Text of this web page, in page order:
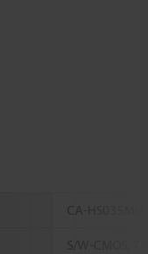
CA-HS035MH
S/W-CMOS, 7×